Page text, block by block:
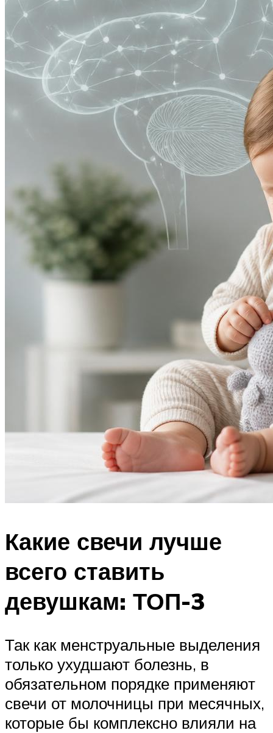
Какие свечи лучше
всего ставить
девушкам: ТОП-3
Так как менструальные выделения
только ухудшают болезнь, в
обязательном порядке применяют
свечи от молочницы при месячных,
которые бы комплексно влияли на